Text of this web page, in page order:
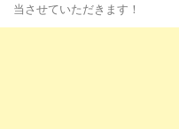
当させていただきます！